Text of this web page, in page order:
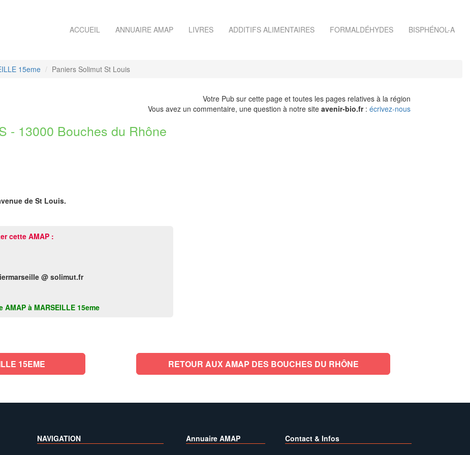
ACCUEIL ANNUAIRE AMAP LIVRES ADDITIFS ALIMENTAIRES FORMALDÉHYDES BISPHÉNOL-A
15eme Paniers Solimut St Louis
Votre Pub sur cette page et toutes les pages relatives à la région
Vous avez un commentaire, une question à notre site avenir-bio.fr: écrivez-nous
- 13000 Bouches du Rhône
de St Louis.
cette AMAP :
@ solimut.fr
à MARSEILLE 15eme
15EME RETOUR AUX AMAP DES BOUCHES DU RHÔNE
NAVIGATION Annuaire AMAP Contact & Infos